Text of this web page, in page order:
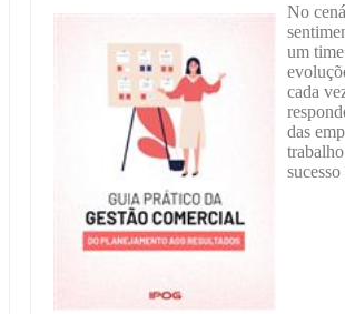
No
um
cada
das